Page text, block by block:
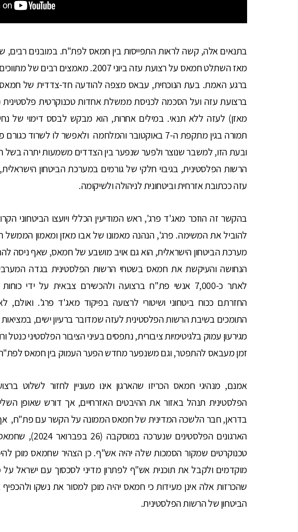
בתנאים אלה, קשה לראות התפייסות בין חמאס לפת"ח. במובנים רבים, שוב
מאז השתלט חמאס על רצועת עזה ביוני 2007.
ברגע האמת. בעת הנוכחית, עבאס מצפה להודעה חד-צדדית של חמאס
ברצועת עזה ועל הסכמה לכניסת ממשלת אחדות טכנוקרטית
מאזן) לעזה ללא תנאי. במילים אחרות, הוא מבקש לבסס דימוי של
תמורה בגין מתקפת ה-7 באוקטובר והמלחמה ולאפשר לו לשרוד
ובעת הזו, למשבר שנוצר ולפער שנפער בין הצדדים משמעות יתרה בשל
הרשות הפלסטינית, בגיבוי חלקי של גורמים במערכת הביטחון
עזה ככתובת אזרחית וביטחונית לניהולה ולשיקומה.
בהקשר זה הוזכר מאג'ד פרג', ראש המודיעין הכללי ויועצו הביטחוני
להוביל את המשימה. פרג', הנהנה מאמונו של אבו מאזן ומאמון הממשל
מערכת הביטחון הישראלית, הוא גם אויב מושבע של חמאס, שאף ניסה
הנחושה והעיקשת את חמאס בשטחי הרשות הפלסטינית בגדה
לאתר כ-7,000 אנשי פת"ח ברצועה ולהכשירם צבאית על ידי
החזרתם ככוח ביטחוני ושיטורי לרצועה בפיקוד מאג'ד פרג'.
התומכים בשיבת הרשות הפלסטינית לעזה שמדובר ברעיון ישים,
מגירעון עמוק בלגיטימיות ציבורית, נתפסים בעיני הציבור הפלסטיני
זמן מעבאס להתפטר, וגם משנפער מחדש הפער העמוק בין חמאס
אמנם, מנהיגי חמאס הכריזו שהארגון אינו מעוניין לחזור לשלוט
הפלסטינית תנהל באזור את ההיבטים האזרחיים, אך דורש שאופן
בדראן, חבר הלשכה המדינית של חמאס הממונה על הקשר עם פת"ח, אף
הארגונים הפלסטינים
טכנוקרטים שמקור הסמכות שלה יהיה אש"ף. כן הצהיר שחמאס מוכן
מוקדמים ולקבל את תוכנית אש"ף לפתרון מדיני לסכסוך עם ישראל
שהכרזות אלה אינן מעידות כי חמאס יהיה מוכן למסור את נשקו ולהכפיף
הביטחון של הרשות הפלסטינית.